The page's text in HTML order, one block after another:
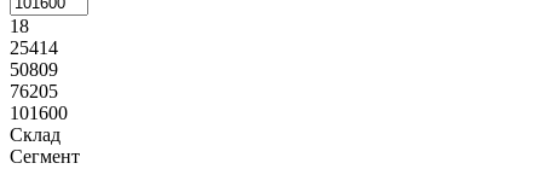
Кухонные щипцы
Сковороды
Контейнеры для хранения
18
25414
50809
76205
101600
Склад
Сегмент